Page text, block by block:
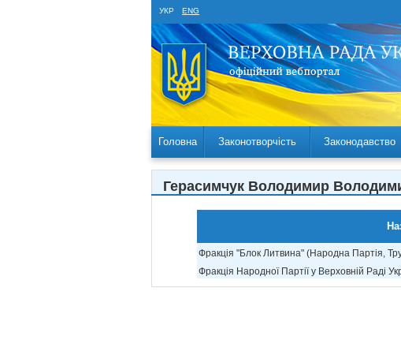
УКР ENG
Головна Законотворчість Законодавство
Герасимчук Володимир
Фракція "Блок Литвина" (Народна Партія,
Фракція Народної Партії у Верховній Раді